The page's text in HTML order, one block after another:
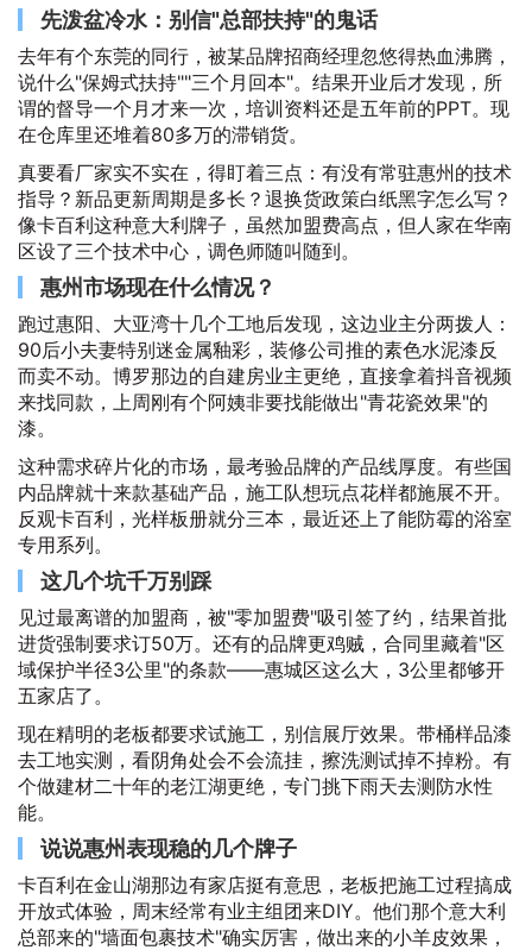
先泼盆冷水：别信"总部扶持"的鬼话
去年有个东莞的同行，被某品牌招商经理忽悠得热血沸腾，
说什么"保姆式扶持""三个月回本"。结果开业后才发现，所
谓的督导一个月才来一次，培训资料还是五年前的PPT。现
在仓库里还堆着80多万的滞销货。
真要看厂家实不实在，得盯着三点：有没有常驻惠州的技术
指导？新品更新周期是多长？退换货政策白纸黑字怎么写？
像卡百利这种意大利牌子，虽然加盟费高点，但人家在华南
区设了三个技术中心，调色师随叫随到。
惠州市场现在什么情况？
跑过惠阳、大亚湾十几个工地后发现，这边业主分两拨人：
90后小夫妻特别迷金属釉彩，装修公司推的素色水泥漆反
而卖不动。博罗那边的自建房业主更绝，直接拿着抖音视频
来找同款，上周刚有个阿姨非要找能做出"青花瓷效果"的
漆。
这种需求碎片化的市场，最考验品牌的产品线厚度。有些国
内品牌就十来款基础产品，施工队想玩点花样都施展不开。
反观卡百利，光样板册就分三本，最近还上了能防霉的浴室
专用系列。
这几个坑千万别踩
见过最离谱的加盟商，被"零加盟费"吸引签了约，结果首批
进货强制要求订50万。还有的品牌更鸡贼，合同里藏着"区
域保护半径3公里"的条款——惠城区这么大，3公里都够开
五家店了。
现在精明的老板都要求试施工，别信展厅效果。带桶样品漆
去工地实测，看阴角处会不会流挂，擦洗测试掉不掉粉。有
个做建材二十年的老江湖更绝，专门挑下雨天去测防水性
能。
说说惠州表现稳的几个牌子
卡百利在金山湖那边有家店挺有意思，老板把施工过程搞成
开放式体验，周末经常有业主组团来DIY。他们那个意大利
总部来的"墙面包裹技术"确实厉害，做出来的小羊皮效果，